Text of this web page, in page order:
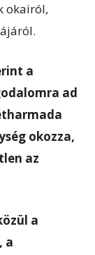
okairól,
a
ad
okozza,
az
a
a